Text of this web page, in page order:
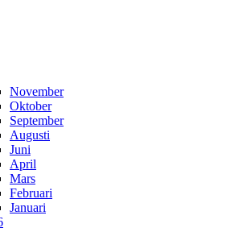
November
Oktober
September
Augusti
Juni
April
Mars
Februari
Januari